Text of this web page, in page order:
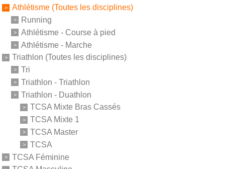
Athlétisme (Toutes les disciplines)
Running
Athlétisme - Course à pied
Athlétisme - Marche
Triathlon (Toutes les disciplines)
Tri
Triathlon - Triathlon
Triathlon - Duathlon
TCSA Mixte Bras Cassés
TCSA Mixte 1
TCSA Master
TCSA
TCSA Féminine